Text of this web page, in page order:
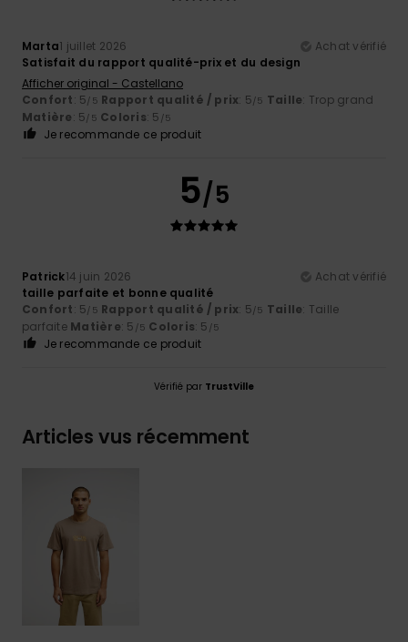
Marta1 juillet 2026
Achat vérifié
Satisfait du rapport qualité-prix et du design
Afficher original - Castellano
Confort: 5/5 Rapport qualité / prix: 5/5 Taille: Trop grand
Matière: 5/5 Coloris: 5 /5
Je recommande ce produit
5/5
Patrick14 juin 2026
Achat vérifié
taille parfaite et bonne qualité
Confort: 5/5 Rapport qualité / prix: 5/5 Taille: Taille
parfaite Matière: 5 /5 Coloris: 5 /5
Je recommande ce produit
Vérifié par TrustVille
Articles vus récemment